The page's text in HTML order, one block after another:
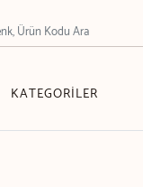
KATEGORİLER